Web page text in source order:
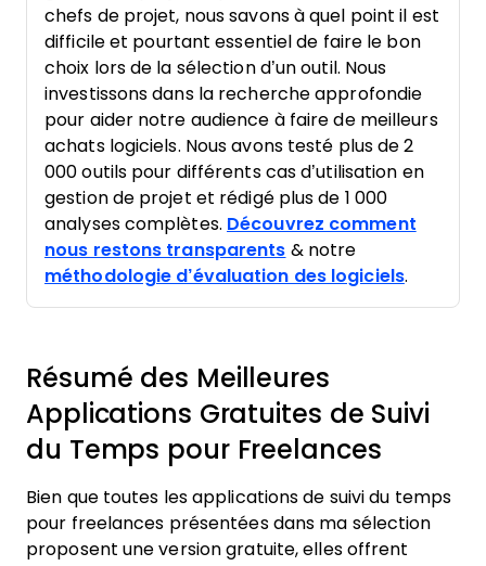
chefs de projet, nous savons à quel point il est
difficile et pourtant essentiel de faire le bon
choix lors de la sélection d’un outil. Nous
investissons dans la recherche approfondie
pour aider notre audience à faire de meilleurs
achats logiciels. Nous avons testé plus de 2
000 outils pour différents cas d’utilisation en
gestion de projet et rédigé plus de 1 000
analyses complètes. Découvrez comment
nous restons transparents & notre
méthodologie d’évaluation des logiciels.
Résumé des Meilleures
Applications Gratuites de Suivi
du Temps pour Freelances
Bien que toutes les applications de suivi du temps
pour freelances présentées dans ma sélection
proposent une version gratuite, elles offrent